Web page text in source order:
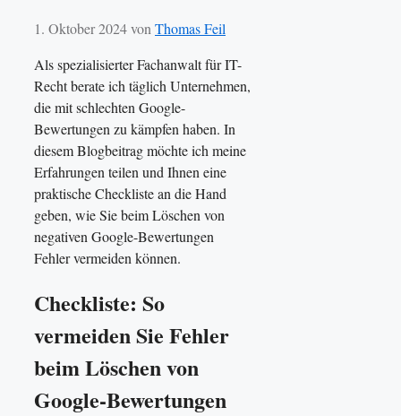
1. Oktober 2024von Thomas Feil
Als spezialisierter Fachanwalt für IT-
Recht berate ich täglich Unternehmen,
die mit schlechten Google-
Bewertungen zu kämpfen haben. In
diesem Blogbeitrag möchte ich meine
Erfahrungen teilen und Ihnen eine
praktische Checkliste an die Hand
geben, wie Sie beim Löschen von
negativen Google-Bewertungen
Fehler vermeiden können.
Checkliste: So
vermeiden Sie Fehler
beim Löschen von
Google-Bewertungen